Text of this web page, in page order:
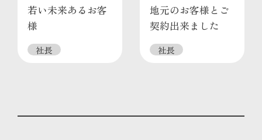
若い未来あるお客
様
社長
地元のお客様とご
契約出来ました
社長